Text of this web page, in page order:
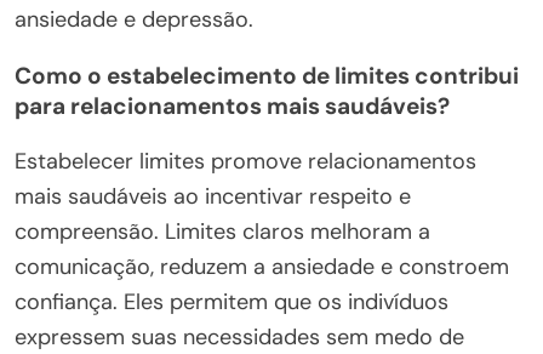
ansiedade e depressão.
Como o estabelecimento de limites contribui
para relacionamentos mais saudáveis?
Estabelecer limites promove relacionamentos
mais saudáveis ao incentivar respeito e
compreensão. Limites claros melhoram a
comunicação, reduzem a ansiedade e constroem
confiança. Eles permitem que os indivíduos
expressem suas necessidades sem medo de